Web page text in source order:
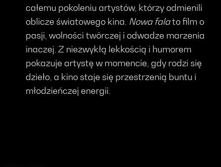
całemu pokoleniu artystów, którzy odmienili
oblicze światowego kina. Nowa falato film o
pasji, wolności twórczej i odwadze marzenia
inaczej. Z niezwykłą lekkością i humorem
pokazuje artystę w momencie, gdy rodzi się
dzieło, a kino staje się przestrzenią buntu i
młodzieńczej energii.